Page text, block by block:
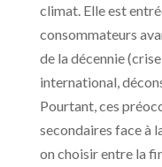
climat. Elle est
consommateurs
de la décennie
international,
Pourtant, ces
secondaires face à
on choisir entre la